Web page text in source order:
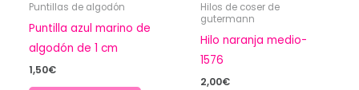
Puntillas de algodón
Puntilla azul marino de
algodón de 1 cm
1,50€
Hilos de coser de
gutermann
Hilo naranja medio-
1576
2,00€